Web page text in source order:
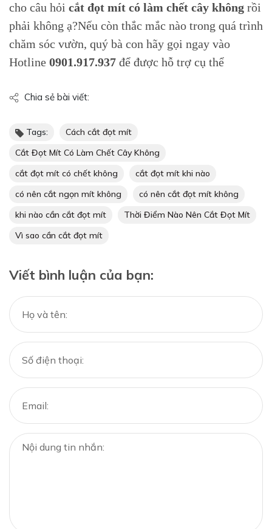
cho câu hỏi cắt đọt mít có làm chết cây không rồi
phải không ạ?Nếu còn thắc mắc nào trong quá trình
chăm sóc vườn, quý bà con hãy gọi ngay vào
Hotline 0901.917.937 để được hỗ trợ cụ thể
Chia sẻ bài viết:
Tags:
Cách cắt đọt mít
Cắt Đọt Mít Có Làm Chết Cây Không
cắt đọt mít có chết không
cắt đọt mít khi nào
có nên cắt ngọn mít không
có nên cắt đọt mít không
khi nào cần cắt đọt mít
Thời Điểm Nào Nên Cắt Đọt Mít
Vì sao cần cắt đọt mít
Viết bình luận của bạn: